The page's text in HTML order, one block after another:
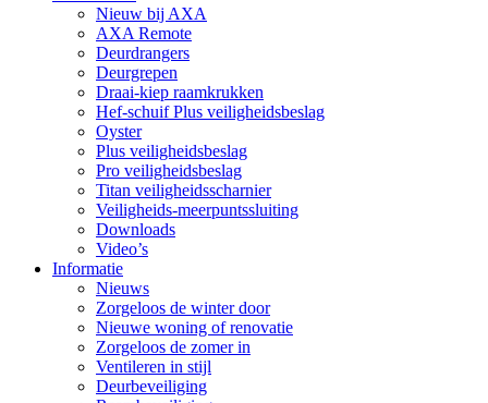
Nieuw bij AXA
AXA Remote
Deurdrangers
Deurgrepen
Draai-kiep raamkrukken
Hef-schuif Plus veiligheidsbeslag
Oyster
Plus veiligheidsbeslag
Pro veiligheidsbeslag
Titan veiligheidsscharnier
Veiligheids-meerpuntssluiting
Downloads
Video’s
Informatie
Nieuws
Zorgeloos de winter door
Nieuwe woning of renovatie
Zorgeloos de zomer in
Ventileren in stijl
Deurbeveiliging